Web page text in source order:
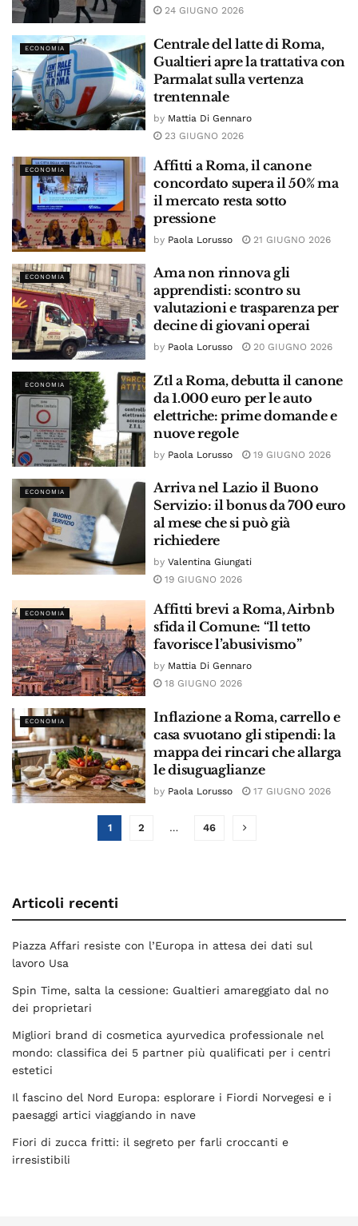
24 GIUGNO 2026
ECONOMIA
Centrale del latte di Roma,
Gualtieri apre la trattativa con
Parmalat sulla vertenza
trentennale
by Mattia Di Gennaro
23 GIUGNO 2026
ECONOMIA
Affitti a Roma, il canone
concordato supera il 50% ma
il mercato resta sotto
pressione
by Paola Lorusso 21 GIUGNO 2026
ECONOMIA
Ama non rinnova gli
apprendisti: scontro su
valutazioni e trasparenza per
decine di giovani operai
by Paola Lorusso 20 GIUGNO 2026
ECONOMIA
Ztl a Roma, debutta il canone
da 1.000 euro per le auto
elettriche: prime domande e
nuove regole
by Paola Lorusso 19 GIUGNO 2026
ECONOMIA
Arriva nel Lazio il Buono
Servizio: il bonus da 700 euro
al mese che si può già
richiedere
by Valentina Giungati
19 GIUGNO 2026
ECONOMIA
Affitti brevi a Roma, Airbnb
sfida il Comune: “Il tetto
favorisce l’abusivismo”
by Mattia Di Gennaro
18 GIUGNO 2026
ECONOMIA
Inflazione a Roma, carrello e
casa svuotano gli stipendi: la
mappa dei rincari che allarga
le disuguaglianze
by Paola Lorusso 17 GIUGNO 2026
1 2 … 46
Articoli recenti
Piazza Affari resiste con l’Europa in attesa dei dati sul
lavoro Usa
Spin Time, salta la cessione: Gualtieri amareggiato dal no
dei proprietari
Migliori brand di cosmetica ayurvedica professionale nel
mondo: classifica dei 5 partner più qualificati per i centri
estetici
Il fascino del Nord Europa: esplorare i Fiordi Norvegesi e i
paesaggi artici viaggiando in nave
Fiori di zucca fritti: il segreto per farli croccanti e
irresistibili